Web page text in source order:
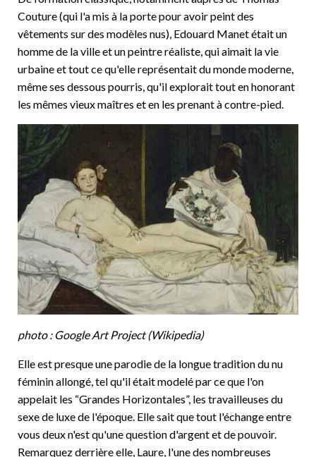
Couture (qui l'a mis à la porte pour avoir peint des
vêtements sur des modèles nus), Edouard Manet était un
homme de la ville et un peintre réaliste, qui aimait la vie
urbaine et tout ce qu'elle représentait du monde moderne,
même ses dessous pourris, qu'il explorait tout en honorant
les mêmes vieux maîtres et en les prenant à contre-pied.
photo : Google Art Project (Wikipedia)
Elle est presque une parodie de la longue tradition du nu
féminin allongé, tel qu'il était modelé par ce que l'on
appelait les “Grandes Horizontales”, les travailleuses du
sexe de luxe de l'époque. Elle sait que tout l'échange entre
vous deux n'est qu'une question d'argent et de pouvoir.
Remarquez derrière elle, Laure, l'une des nombreuses